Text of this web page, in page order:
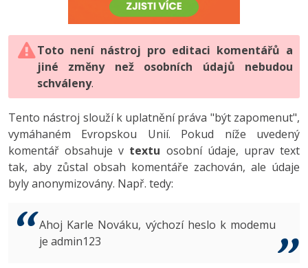
HTML5, CSS3, Bootstrap, SEO
SQL a databáze
Testování a verzování
UML a návrhové vzory
React
Spring
ASP.NET MVC
PHP
JavaScript
Python
HTML / CSS
UML a návrhové vzory
MySQL/MariaDB
MS-SQL
Vývojář mobilních aplikací
C# Game developer
Tester
Systémový administrátor
3D grafik
-80%
JavaScript -80%
PHP -80%
Swift -80%
Kotlin -80%
VB.NET
Digitální gramotnost
Marketing
WordPress
SEO
UX
Business
Copywriting
Photoshop -80%
Adobe Illustrator -80%
Adobe Lightroom
Adobe XD
Adobe InDesign -25%
Adobe After Effects
Inkscape
Toto není nástroj pro editaci komentářů a
jiné změny než osobních údajů nebudou
schváleny.
Tento nástroj slouží k uplatnění práva "být zapomenut",
vymáhaném Evropskou Unií. Pokud níže uvedený
komentář obsahuje v textu osobní údaje, uprav text
tak, aby zůstal obsah komentáře zachován, ale údaje
byly anonymizovány. Např. tedy:
Ahoj Karle Nováku, výchozí heslo k modemu
je admin123